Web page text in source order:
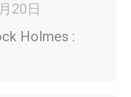
20日
Holmes :